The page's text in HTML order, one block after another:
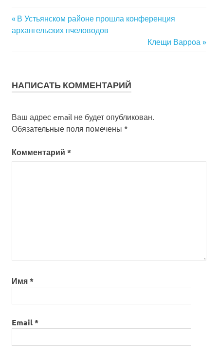
Навигация
по
Previous
Post:
В Устьянском районе прошла конференция
архангельских пчеловодов
Next
Post:
Клещи Варроа
НАПИСАТЬ КОММЕНТАРИЙ
Ваш адрес email не будет опубликован.
Обязательные поля помечены *
Комментарий *
Имя*
Email*